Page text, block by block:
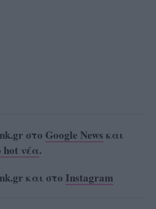
στο Google News και
hot νέα.
και στο Instagram